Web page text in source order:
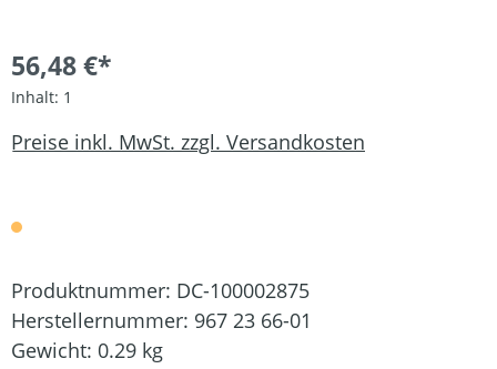
56,48 €*
Inhalt: 1
Preise inkl. MwSt. zzgl. Versandkosten
Produktnummer: DC-100002875
Herstellernummer: 967 23 66-01
Gewicht: 0.29 kg